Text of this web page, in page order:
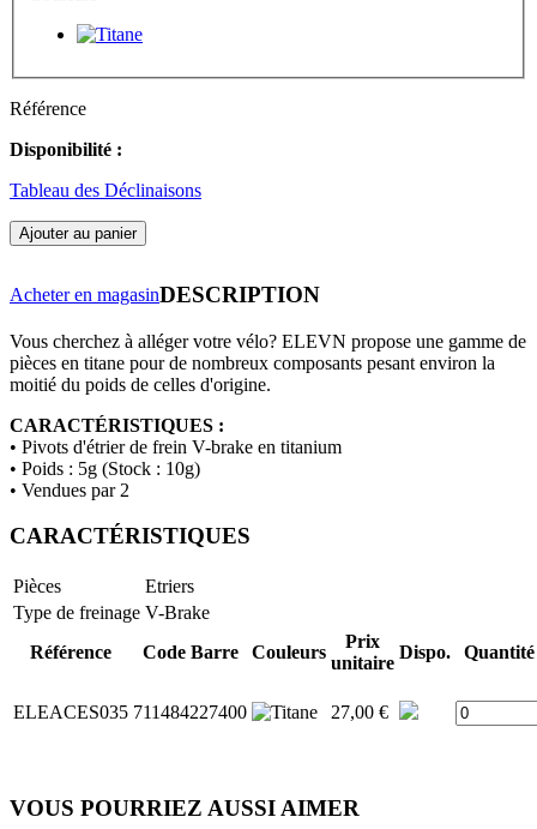
Référence
Disponibilité :
Tableau des Déclinaisons
Ajouter au panier
Acheter en magasinDESCRIPTION
Vous cherchez à alléger votre vélo? ELEVN propose une gamme de
pièces en titane pour de nombreux composants pesant environ la
moitié du poids de celles d'origine.
CARACTÉRISTIQUES :
• Pivots d'étrier de frein V-brake en titanium
• Poids : 5g (Stock : 10g)
• Vendues par 2
CARACTÉRISTIQUES
Pièces
Etriers
Type de freinage V-Brake
Référence
Code Barre Couleurs
Prix
unitaire
Dispo. Quantité
ELEACES035 711484227400 27,00 €
VOUS POURRIEZ AUSSI AIMER